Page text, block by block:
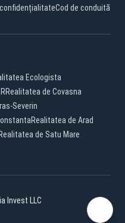
Cod de conduită
Ecologista
Realitatea de Covasna
Severin
Realitatea de Arad
Realitatea de Satu Mare
Invest LLC